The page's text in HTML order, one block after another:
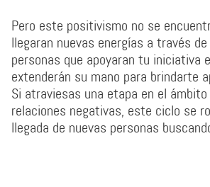
Pero este positivismo no se
llegaran nuevas energías a través
personas que apoyaran tu iniciativa
extenderán su mano para brindarte
Si atraviesas una etapa en el
relaciones negativas, este ciclo se
llegada de nuevas personas